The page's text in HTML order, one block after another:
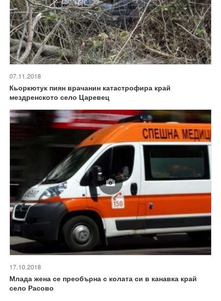
07.11.2018
Кьоркютук пиян врачанин катастрофира край
мездренското село Царевец
17.10.2018
Млада жена се преобърна с колата си в канавка край
село Расово